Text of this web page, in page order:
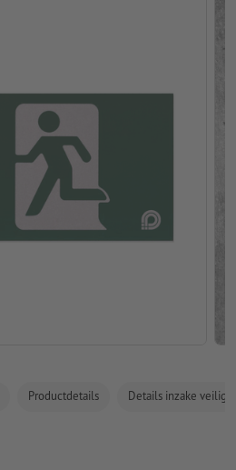
Productdetails Details inzake